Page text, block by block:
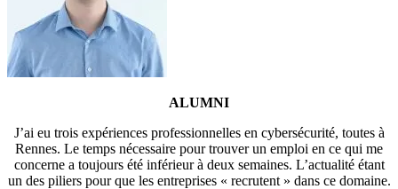
ALUMNI
J’ai eu trois expériences professionnelles en cybersécurité, toutes à
Rennes. Le temps nécessaire pour trouver un emploi en ce qui me
concerne a toujours été inférieur à deux semaines. L’actualité étant
un des piliers pour que les entreprises « recrutent » dans ce domaine.